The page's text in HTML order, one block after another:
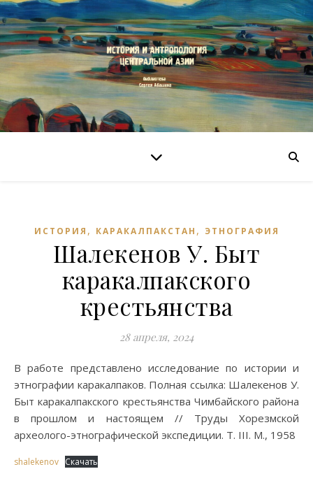
ИСТОРИЯ , КАРАКАЛПАКСТАН , ЭТНОГРАФИЯ
Шалекенов У. Быт
каракалпакского
крестьянства
28 апреля, 2024
В работе представлено исследование по истории и
этнографии каракалпаков. Полная ссылка: Шалекенов У.
Быт каракалпакского крестьянства Чимбайского района
в прошлом и настоящем // Труды Хорезмской
археолого-этнографической экспедиции. Т. III. М., 1958
shalekenov Скачать